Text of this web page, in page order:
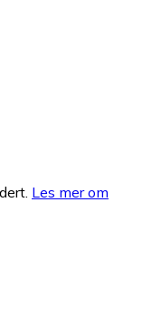
Les mer om